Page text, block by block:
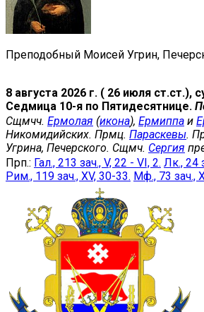
Преподобный Моисей Угрин,
8 августа 2026 г. ( 26 июля ст.ст.),
Седмица 10-я по Пятидесятнице.
Сщмчч. Ермолая (икона), Ермиппа и
Никомидийских. Прмц. Параскевы.
Угрина, Печерского. Сщмч. Сергия
Прп.: Гал., 213 зач., V, 22 - VI, 2. Лк., 24
Рим., 119 зач., XV, 30-33. Мф., 73 зач.,